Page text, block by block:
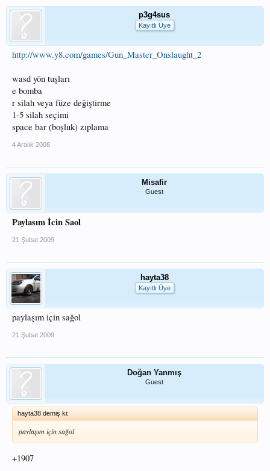
p3g4sus
Kayıtlı Üye
http://www.y8.com/games/Gun_Master_Onslaught_2
wasd yön tuşları
e bomba
r silah veya füze değiştirme
1-5 silah seçimi
space bar (boşluk) zıplama
4 Aralık 2008
Misafir
Guest
Paylasım İcin Saol
21 Şubat 2009
hayta38
Kayıtlı Üye
paylaşım için sağol
21 Şubat 2009
Doğan Yanmış
Guest
hayta38 demiş ki:
paylaşım için sağol
+1907